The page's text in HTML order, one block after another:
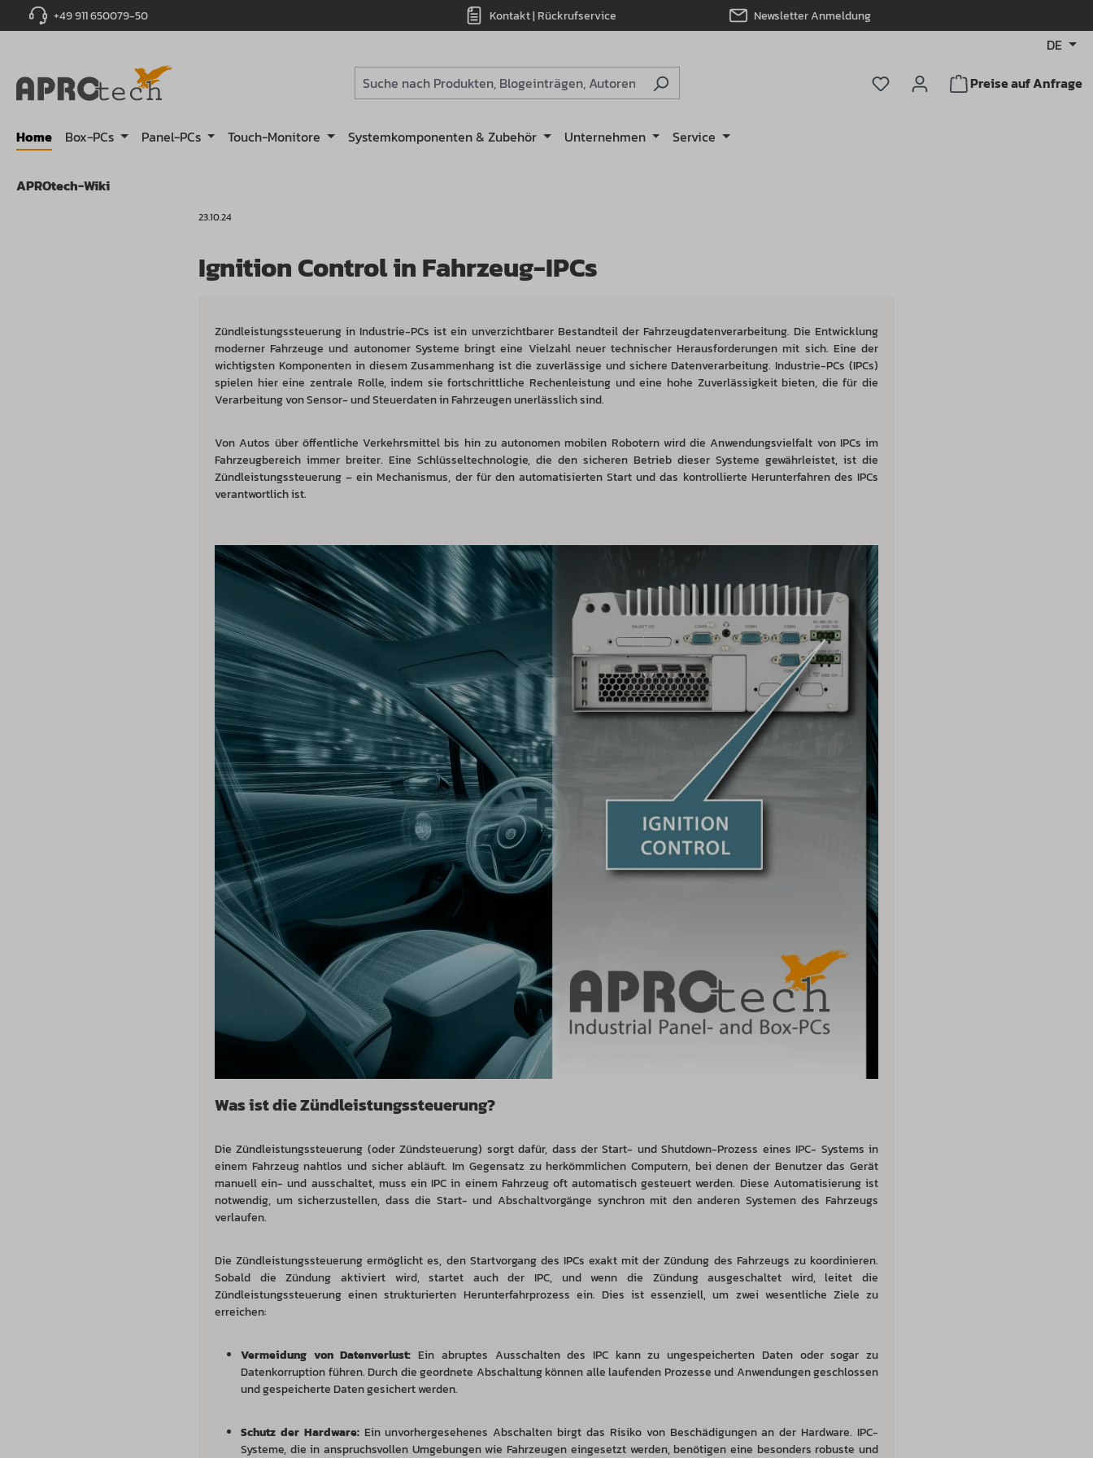
Zur Hauptnavigation springen
+49 911 650079-50 Kontakt | Rückrufservice Newsletter Anmeldung
DE
Du hast 0 Produkte auf dem
Preise auf Anfrage
Home Box-PCs Panel-PCs Touch-Monitore Systemkomponenten & Zubehör Unternehmen Service
APROtech-Wiki
23.10.24
Ignition Control in Fahrzeug-IPCs
Zündleistungssteuerung in Industrie-PCs ist ein unverzichtbarer Bestandteil der Fahrzeugdatenverarbeitung. Die Entwicklung
moderner Fahrzeuge und autonomer Systeme bringt eine Vielzahl neuer technischer Herausforderungen mit sich. Eine der
wichtigsten Komponenten in diesem Zusammenhang ist die zuverlässige und sichere Datenverarbeitung. Industrie-PCs (IPCs)
spielen hier eine zentrale Rolle, indem sie fortschrittliche Rechenleistung und eine hohe Zuverlässigkeit bieten, die für die
Verarbeitung von Sensor- und Steuerdaten in Fahrzeugen unerlässlich sind.
Von Autos über öffentliche Verkehrsmittel bis hin zu autonomen mobilen Robotern wird die Anwendungsvielfalt von IPCs im
Fahrzeugbereich immer breiter. Eine Schlüsseltechnologie, die den sicheren Betrieb dieser Systeme gewährleistet, ist die
Zündleistungssteuerung – ein Mechanismus, der für den automatisierten Start und das kontrollierte Herunterfahren des IPCs
verantwortlich ist.
Was ist die Zündleistungssteuerung?
Die Zündleistungssteuerung (oder Zündsteuerung) sorgt dafür, dass der Start- und Shutdown-Prozess eines IPC- Systems in
einem Fahrzeug nahtlos und sicher abläuft. Im Gegensatz zu herkömmlichen Computern, bei denen der Benutzer das Gerät
manuell ein- und ausschaltet, muss ein IPC in einem Fahrzeug oft automatisch gesteuert werden. Diese Automatisierung ist
notwendig, um sicherzustellen, dass die Start- und Abschaltvorgänge synchron mit den anderen Systemen des Fahrzeugs
verlaufen.
Die Zündleistungssteuerung ermöglicht es, den Startvorgang des IPCs exakt mit der Zündung des Fahrzeugs zu koordinieren.
Sobald die Zündung aktiviert wird, startet auch der IPC, und wenn die Zündung ausgeschaltet wird, leitet die
Zündleistungssteuerung einen strukturierten Herunterfahrprozess ein. Dies ist essenziell, um zwei wesentliche Ziele zu
erreichen:
Vermeidung von Datenverlust: Ein abruptes Ausschalten des IPC kann zu ungespeicherten Daten oder sogar zu
Datenkorruption führen. Durch die geordnete Abschaltung können alle laufenden Prozesse und Anwendungen geschlossen
und gespeicherte Daten gesichert werden.
Schutz der Hardware:Ein unvorhergesehenes Abschalten birgt das Risiko von Beschädigungen an der Hardware. IPC-
Systeme, die in anspruchsvollen Umgebungen wie Fahrzeugen eingesetzt werden, benötigen eine besonders robuste und